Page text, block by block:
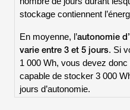
stockage contiennent
En moyenne, l’autonomie
varie entre 3 et 5 jours. Si
1 000 Wh, vous devez
capable de stocker 3 000
jours d’autonomie.